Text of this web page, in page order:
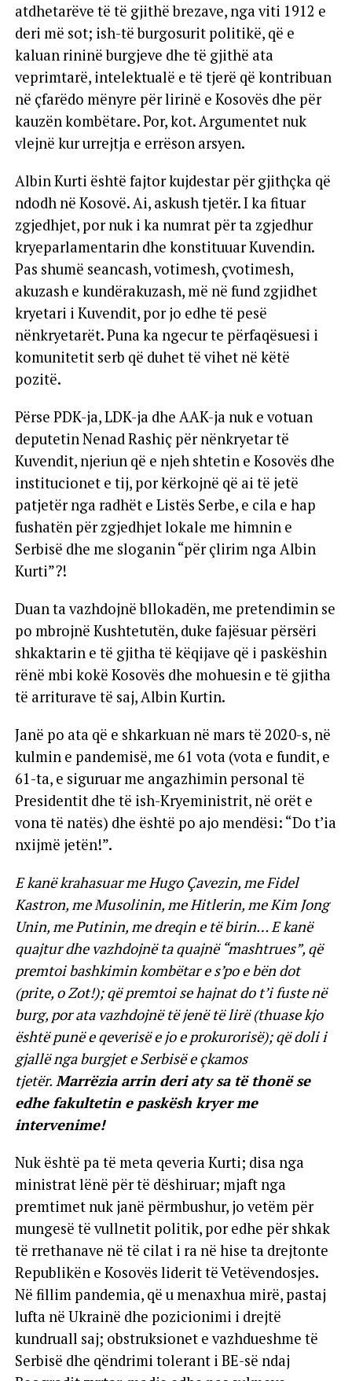
atdhetarëve të të gjithë brezave, nga viti 1912 e
deri më sot; ish-të burgosurit politikë, që e
kaluan rininë burgjeve dhe të gjithë ata
veprimtarë, intelektualë e të tjerë që kontribuan
në çfarëdo mënyre për lirinë e Kosovës dhe për
kauzën kombëtare. Por, kot. Argumentet nuk
vlejnë kur urrejtja e errëson arsyen.
Albin Kurti është fajtor kujdestar për gjithçka që
ndodh në Kosovë. Ai, askush tjetër. I ka fituar
zgjedhjet, por nuk i ka numrat për ta zgjedhur
kryeparlamentarin dhe konstituuar Kuvendin.
Pas shumë seancash, votimesh, çvotimesh,
akuzash e kundërakuzash, më në fund zgjidhet
kryetari i Kuvendit, por jo edhe të pesë
nënkryetarët. Puna ka ngecur te përfaqësuesi i
komunitetit serb që duhet të vihet në këtë
pozitë.
Përse PDK-ja, LDK-ja dhe AAK-ja nuk e votuan
deputetin Nenad Rashiç për nënkryetar të
Kuvendit, njeriun që e njeh shtetin e Kosovës dhe
institucionet e tij, por kërkojnë që ai të jetë
patjetër nga radhët e Listës Serbe, e cila e hap
fushatën për zgjedhjet lokale me himnin e
Serbisë dhe me sloganin “për çlirim nga Albin
Kurti”?!
Duan ta vazhdojnë bllokadën, me pretendimin se
po mbrojnë Kushtetutën, duke fajësuar përsëri
shkaktarin e të gjitha të këqijave që i paskëshin
rënë mbi kokë Kosovës dhe mohuesin e të gjitha
të arriturave të saj, Albin Kurtin.
Janë po ata që e shkarkuan në mars të 2020-s, në
kulmin e pandemisë, me 61 vota (vota e fundit, e
61-ta, e siguruar me angazhimin personal të
Presidentit dhe të ish-Kryeministrit, në orët e
vona të natës) dhe është po ajo mendësi: “Do t’ia
nxijmë jetën!”.
E kanë krahasuar me Hugo Çavezin, me Fidel
Kastron, me Musolinin, me Hitlerin, me Kim Jong
Unin, me Putinin, me dreqin e të birin… E kanë
quajtur dhe vazhdojnë ta quajnë “mashtrues”, që
premtoi bashkimin kombëtar e s’po e bën dot
(prite, o Zot!); që premtoi se hajnat do t’i fuste në
burg, por ata vazhdojnë të jenë të lirë (thuase kjo
është punë e qeverisë e jo e prokurorisë); që doli i
gjallë nga burgjet e Serbisë e çkamos
tjetër. Marrëzia arrin deri aty sa të thonë se
edhe fakultetin e paskësh kryer me
intervenime!
Nuk është pa të meta qeveria Kurti; disa nga
ministrat lënë për të dëshiruar; mjaft nga
premtimet nuk janë përmbushur, jo vetëm për
mungesë të vullnetit politik, por edhe për shkak
të rrethanave në të cilat i ra në hise ta drejtonte
Republikën e Kosovës liderit të Vetëvendosjes.
Në fillim pandemia, që u menaxhua mirë, pastaj
lufta në Ukrainë dhe pozicionimi i drejtë
kundruall saj; obstruksionet e vazhdueshme të
Serbisë dhe qëndrimi tolerant i BE-së ndaj